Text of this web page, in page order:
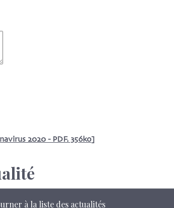
2020 - PDF. 356ko]
à la liste des actualités